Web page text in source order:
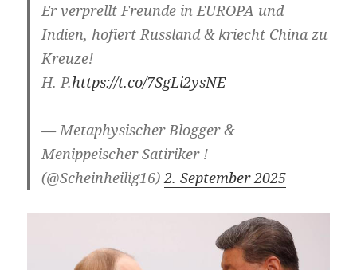
Er verprellt Freunde in EUROPA und
Indien, hofiert Russland & kriecht China zu
Kreuze!
H. P.https://t.co/7SgLi2ysNE
— Metaphysischer Blogger &
Menippeischer Satiriker !
(@Scheinheilig16)2. September 2025